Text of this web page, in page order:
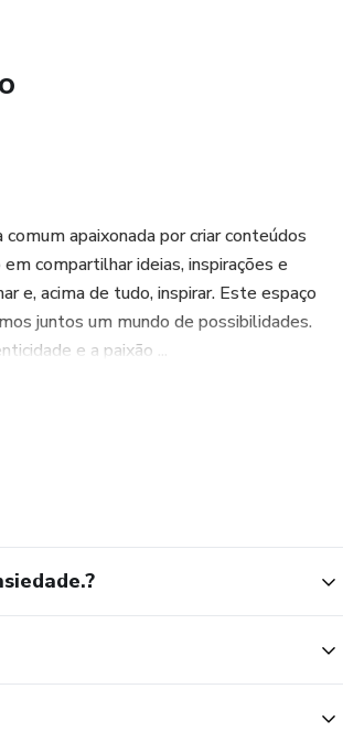
apaixonada por criar conteúdos
compartilhar ideias, inspirações e
e, acima de tudo, inspirar. Este espaço
juntos um mundo de possibilidades.
e a paixão ...